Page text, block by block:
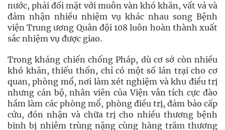
nước, phải đối mặt với muôn vàn khó khăn, vất vả và
đảm nhận nhiều nhiệm vụ khác nhau song Bệnh
viện Trung ương Quân đội 108 luôn hoàn thành xuất
sắc nhiệm vụ được giao.
Trong kháng chiến chống Pháp, dù cơ sở còn nhiều
khó khăn, thiếu thốn, chỉ có một số lán trại cho cơ
quan, phòng mổ, nơi làm xét nghiệm và khu điều trị
nhưng cán bộ, nhân viên của Viện vẫn tích cực đào
hầm làm các phòng mổ, phòng điều trị, đảm bảo cấp
cứu, đón nhận và chữa trị cho nhiều thương bệnh
binh bị nhiễm trùng nặng cùng hàng trăm thương